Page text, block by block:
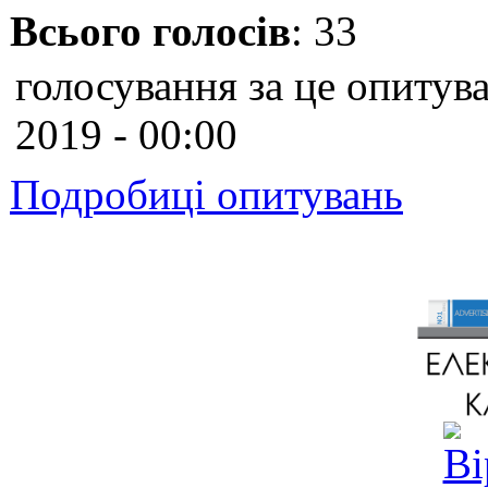
Всього голосів: 33
голосування за це
2019 - 00:00
Подробиці опитувань